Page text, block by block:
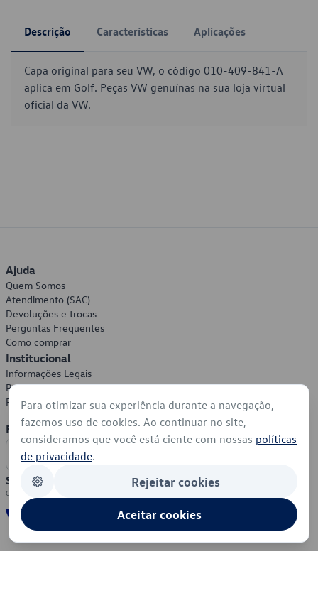
Descrição Características Aplicações
Capa original para seu VW, o código 010-409-841-A
aplica em Golf. Peças VW genuínas na sua loja virtual
oficial da VW.
Ajuda
Quem Somos
Atendimento (SAC)
Devoluções e trocas
Perguntas Frequentes
Como comprar
Institucional
Informações Legais
Política de Privacidade
Política de Cookies
Formas de Pagamento
Segurança
Para otimizar sua experiência durante a navegação,
fazemos uso de cookies. Ao continuar no site,
consideramos que você está ciente com nossas políticas
de privacidade.
Rejeitar cookies
Aceitar cookies